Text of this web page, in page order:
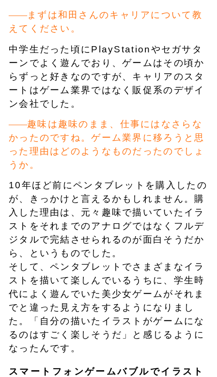
まずは和田さんのキャリアについて教
えてください。
中学生だった頃にPlayStationやセガサタ
ーンでよく遊んでおり、ゲームはその頃か
らずっと好きなのですが、キャリアのスタ
ートはゲーム業界ではなく販促系のデザイ
ン会社でした。
趣味は趣味のまま、仕事にはなさらな
かったのですね。ゲーム業界に移ろうと思
った理由はどのようなものだったのでしょ
うか。
10年ほど前にペンタブレットを購入したの
が、きっかけと言えるかもしれません。購
入した理由は、元々趣味で描いていたイラ
ストをそれまでのアナログではなくフルデ
ジタルで完結させられるのが面白そうだか
ら、というものでした。
そして、ペンタブレットでさまざまなイラ
ストを描いて楽しんでいるうちに、学生時
代によく遊んでいた美少女ゲームがそれま
でと違った見え方をするようになりまし
た。「自分の描いたイラストがゲームにな
るのはすごく楽しそうだ」と感じるように
なったんです。
スマートフォンゲームバブルでイラスト